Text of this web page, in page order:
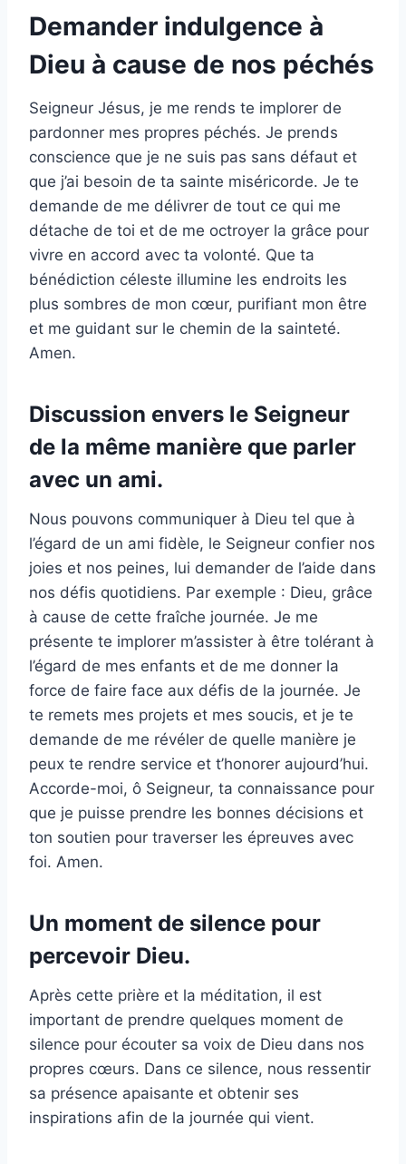
Demander indulgence à
Dieu à cause de nos péchés
Seigneur Jésus, je me rends te implorer de
pardonner mes propres péchés. Je prends
conscience que je ne suis pas sans défaut et
que j’ai besoin de ta sainte miséricorde. Je te
demande de me délivrer de tout ce qui me
détache de toi et de me octroyer la grâce pour
vivre en accord avec ta volonté. Que ta
bénédiction céleste illumine les endroits les
plus sombres de mon cœur, purifiant mon être
et me guidant sur le chemin de la sainteté.
Amen.
Discussion envers le Seigneur
de la même manière que parler
avec un ami.
Nous pouvons communiquer à Dieu tel que à
l’égard de un ami fidèle, le Seigneur confier nos
joies et nos peines, lui demander de l’aide dans
nos défis quotidiens. Par exemple : Dieu, grâce
à cause de cette fraîche journée. Je me
présente te implorer m’assister à être tolérant à
l’égard de mes enfants et de me donner la
force de faire face aux défis de la journée. Je
te remets mes projets et mes soucis, et je te
demande de me révéler de quelle manière je
peux te rendre service et t’honorer aujourd’hui.
Accorde-moi, ô Seigneur, ta connaissance pour
que je puisse prendre les bonnes décisions et
ton soutien pour traverser les épreuves avec
foi. Amen.
Un moment de silence pour
percevoir Dieu.
Après cette prière et la méditation, il est
important de prendre quelques moment de
silence pour écouter sa voix de Dieu dans nos
propres cœurs. Dans ce silence, nous ressentir
sa présence apaisante et obtenir ses
inspirations afin de la journée qui vient.